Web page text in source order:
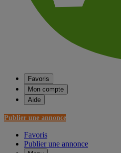
Favoris
Mon compte
Aide
Publier une annonce
Favoris
Publier une annonce